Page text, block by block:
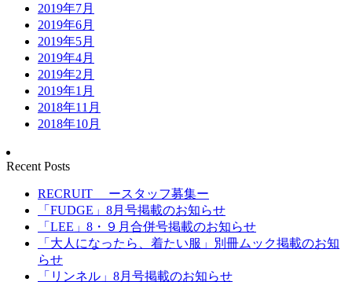
2019年7月
2019年6月
2019年5月
2019年4月
2019年2月
2019年1月
2018年11月
2018年10月
Recent Posts
RECRUIT ースタッフ募集ー
「FUDGE」8月号掲載のお知らせ
「LEE」8・９月合併号掲載のお知らせ
「大人になったら、着たい服」別冊ムック掲載のお知
らせ
「リンネル」8月号掲載のお知らせ